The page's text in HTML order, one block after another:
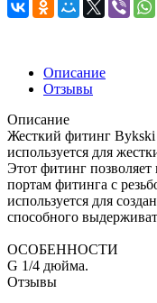
Описание
Отзывы
Описание
Жесткий фитинг
используется для
Этот фитинг
портам фитинга с
используется для
способного
ОСОБЕННОСТИ
G 1/4 дюйма.
Отзывы